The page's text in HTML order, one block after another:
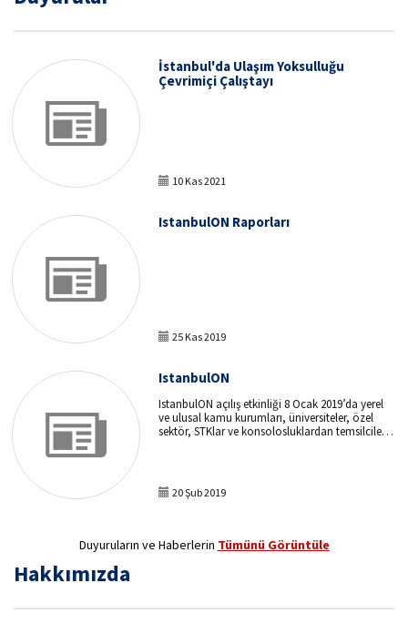
İstanbul'da Ulaşım Yoksulluğu
Çevrimiçi Çalıştayı
10 Kas 2021
IstanbulON Raporları
25 Kas 2019
IstanbulON
IstanbulON açılış etkinliği 8 Ocak 2019’da yerel
ve ulusal kamu kurumları, üniversiteler, özel
sektör, STKlar ve konsolosluklardan temsilcilerin
saat boyunca önemli tartışmalar yürüttü.
Çalıştay raporlarına ulaşmak isterseniz lütfen
20 Şub 2019
Duyuruların ve Haberlerin Tümünü Görüntüle
Hakkımızda